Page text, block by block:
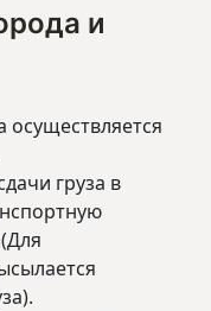
и
осуществляется
груза в